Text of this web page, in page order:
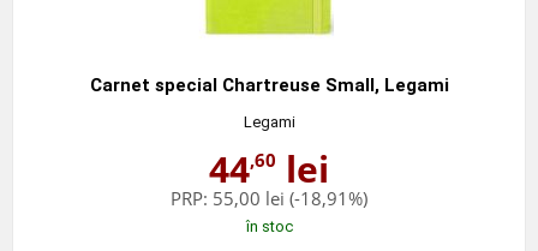
Carnet special Chartreuse Small, Legami
Legami
44,60 lei
PRP: 55,00 lei (-18,91%)
în stoc